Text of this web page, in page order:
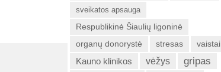
sveikatos apsauga
Respublikinė Šiaulių ligoninė
organų donorystė
stresas vaistai
Kauno klinikos vėžys
gripas